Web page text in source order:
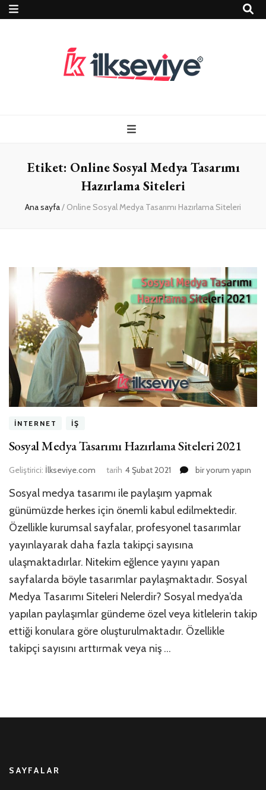
ve Travel – Tur
Rehberi
Etiket: Online Sosyal Medya Tasarımı
Hazırlama Siteleri
Ana sayfa/ Online Sosyal Medya Tasarımı Hazırlama Siteleri
İNTERNET İŞ
Sosyal Medya Tasarımı Hazırlama Siteleri 2021
Geliştirici: İlkseviye.com tarih 4 Şubat 2021
Sosyal
Tasarımı
Hazırlama
2021
bir yorum yapın
Sosyal medya tasarımı ile paylaşım yapmak
günümüzde herkes için önemli kabul edilmektedir.
Özellikle kurumsal sayfalar, profesyonel tasarımlar
yayınlayarak daha fazla takipçi sayısına
ulaşmaktadırlar. Nitekim eğlence yayını yapan
sayfalarda böyle tasarımlar paylaşmaktadır. Sosyal
Medya Tasarımı Siteleri Nelerdir? Sosyal medya’da
yapılan paylaşımlar gündeme özel veya kitlelerin takip
ettiği konulara göre oluşturulmaktadır. Özellikle
takipçi sayısını arttırmak veya niş …
SAYFALAR